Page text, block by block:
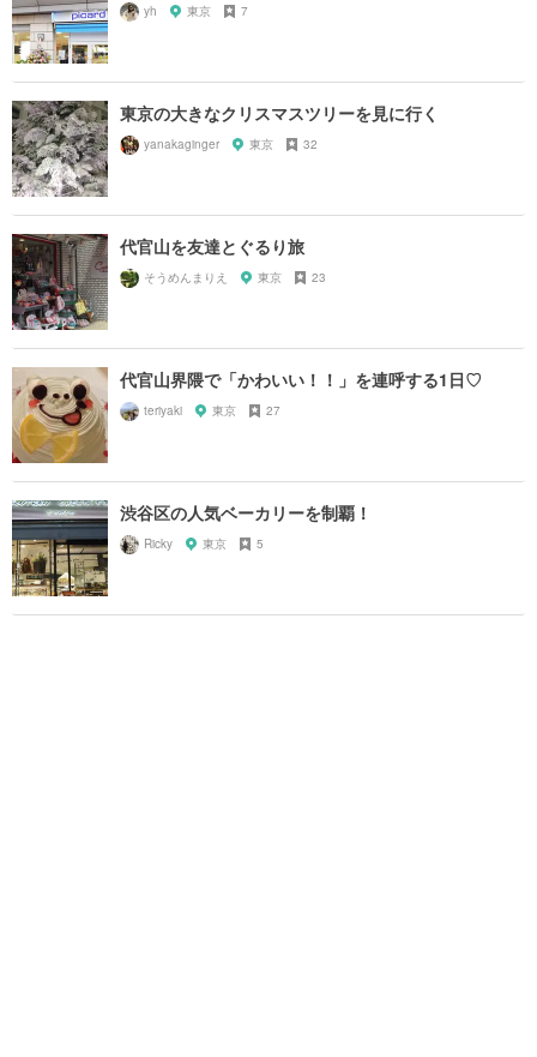
yh 東京 7
東京の大きなクリスマスツリーを見に行く
yanakaginger 東京 32
代官山を友達とぐるり旅
そうめんまりえ 東京 23
代官山界隈で「かわいい！！」を連呼する1日♡
teriyaki 東京 27
渋谷区の人気ベーカリーを制覇！
Ricky 東京 5